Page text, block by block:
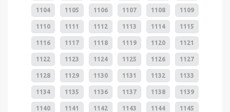
1104 1105 1106 1107 1108 1109
1110 1111 1112 1113 1114 1115
1116 1117 1118 1119 1120 1121
1122 1123 1124 1125 1126 1127
1128 1129 1130 1131 1132 1133
1134 1135 1136 1137 1138 1139
1140 1141 1142 1143 1144 1145